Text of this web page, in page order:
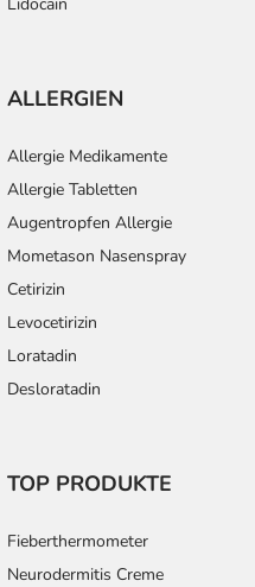
ALLERGIEN
Allergie Medikamente
Allergie Tabletten
Augentropfen Allergie
Mometason Nasenspray
Cetirizin
Levocetirizin
Loratadin
Desloratadin
TOP PRODUKTE
Fieberthermometer
Neurodermitis Creme